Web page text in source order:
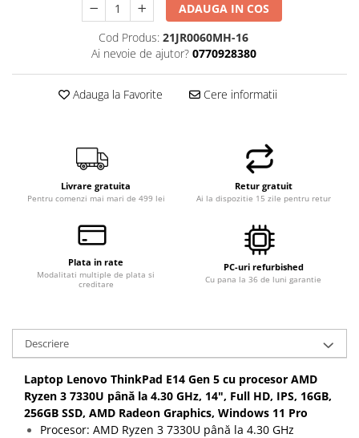
ADAUGA IN COS
Cod Produs: 21JR0060MH-16
Ai nevoie de ajutor? 0770928380
Adauga la Favorite Cere informatii
Livrare gratuita
Pentru comenzi mai mari de 499 lei
Retur gratuit
Ai la dispozitie 15 zile pentru retur
Plata in rate
Modalitati multiple de plata si
creditare
PC-uri refurbished
Cu pana la 36 de luni garantie
Descriere
Laptop Lenovo ThinkPad E14 Gen 5 cu procesor AMD
Ryzen 3 7330U până la 4.30 GHz, 14", Full HD, IPS, 16GB,
256GB SSD, AMD Radeon Graphics, Windows 11 Pro
Procesor: AMD Ryzen 3 7330U până la 4.30 GHz